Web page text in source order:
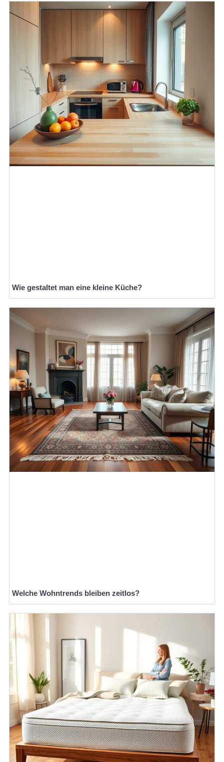
Wie gestaltet man eine kleine Küche?
Welche Wohntrends bleiben zeitlos?